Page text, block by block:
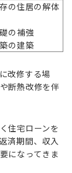
の住居の解体
の補強
の建築
改修する場
断熱改修を伴
住宅ローンを
済期間、収入
になってきま